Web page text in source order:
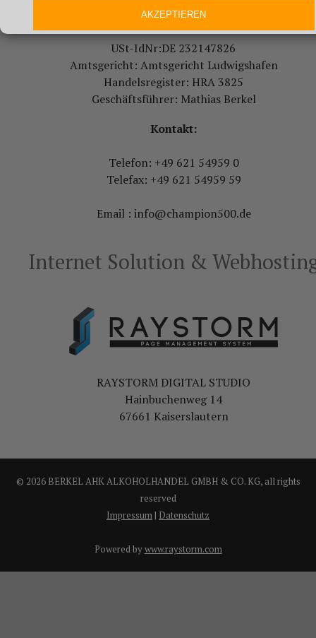
Vertretungsberechtigter: Mathias Berkel
USt-IdNr:DE 232147826
Amtsgericht: Amtsgericht Ludwigshafen
Handelsregister: HRA 3825
Geschäftsführer: Mathias Berkel
Kontakt:
Telefon: +49 621 54959 0
Telefax: +49 621 54959 59
Email : info@champion500.de
Internet Solution &
RAYSTORM DIGITAL STUDIO
Hainbuchenweg 14
67661 Kaiserslautern
© 2026 BERKEL AHK ALKOHOLHANDEL GMBH & CO. KG, all rights
reserved
Impressum| Datenschutz
Powered bywww.raystorm.com
AKZEPTIEREN